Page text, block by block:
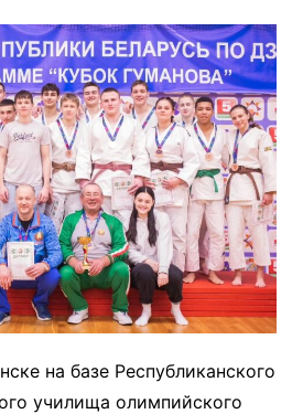
на базе Республиканского
училища олимпийского